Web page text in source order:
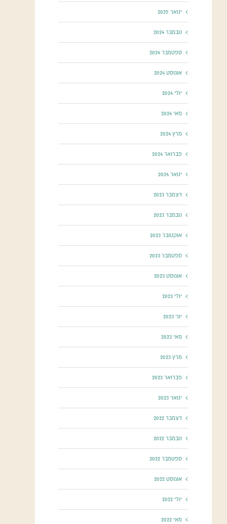
ינואר 2025
נובמבר 2024
ספטמבר 2024
אוגוסט 2024
יולי 2024
מאי 2024
מרץ 2024
פברואר 2024
ינואר 2024
דצמבר 2023
נובמבר 2023
אוקטובר 2023
ספטמבר 2023
אוגוסט 2023
יולי 2023
יוני 2023
מאי 2023
מרץ 2023
פברואר 2023
ינואר 2023
דצמבר 2022
נובמבר 2022
ספטמבר 2022
אוגוסט 2022
יולי 2022
מאי 2022